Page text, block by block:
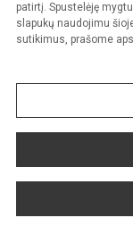
patirtį. Spustelėję
slapukų naudojimu
sutikimus, prašome
Sumanus būdas